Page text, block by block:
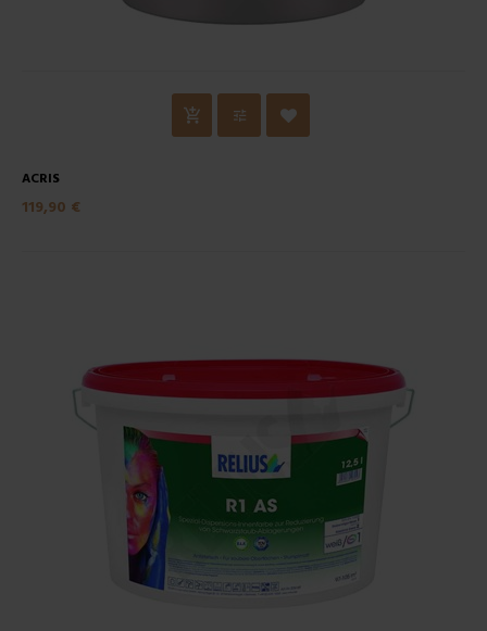
ACRIS
119,90 €